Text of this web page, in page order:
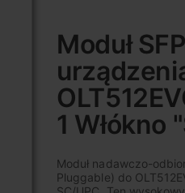
Moduł
1 Włókno
Moduł nadawczo-
Pluggable) do
początek
galerii